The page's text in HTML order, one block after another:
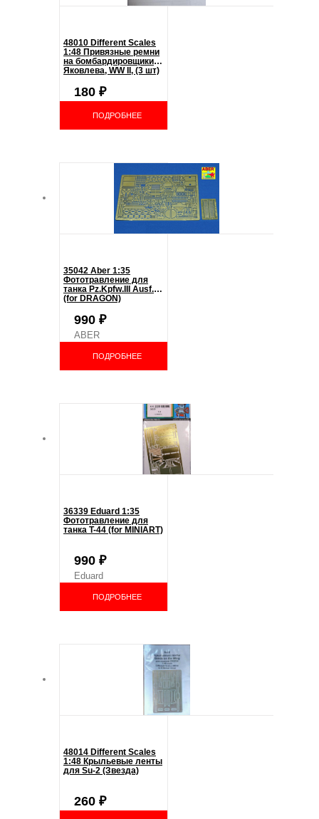
48010 Different Scales
1:48 Привязные ремни
на бомбардировщики
Яковлева, WW II, (3 шт)
180 ₽
ПОДРОБНЕЕ
35042 Aber 1:35
Фототравление для
танка Pz.Kpfw.III Ausf.E
(for DRAGON)
990 ₽
ABER
ПОДРОБНЕЕ
36339 Eduard 1:35
Фототравление для
танка T-44 (for MINIART)
990 ₽
Eduard
ПОДРОБНЕЕ
48014 Different Scales
1:48 Крыльевые ленты
для Su-2 (Звезда)
260 ₽